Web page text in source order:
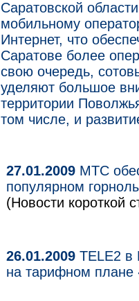
Саратовской
мобильному
Интернет, что
Саратове более
свою очередь,
уделяют большое
территории
том числе, и
27.01.2009 МТС
популярном
(Новости короткой
26.01.2009 TELE2 в
на тарифном плане